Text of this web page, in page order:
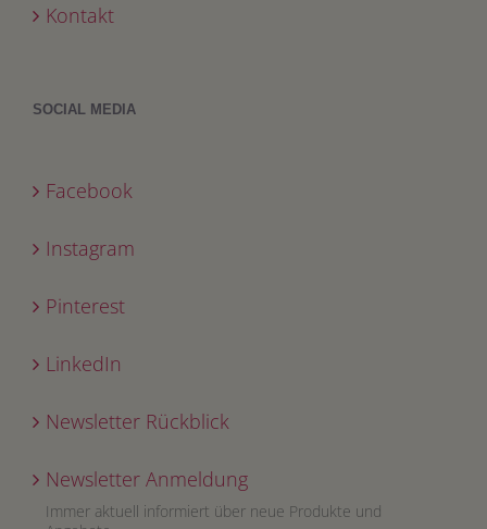
Kontakt
SOCIAL MEDIA
Facebook
Instagram
Pinterest
LinkedIn
Newsletter Rückblick
Newsletter Anmeldung
Immer aktuell informiert über neue Produkte und